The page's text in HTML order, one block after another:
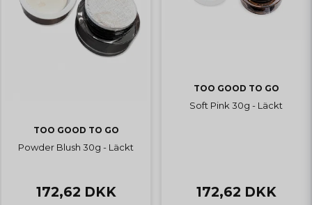
TOO GOOD TO GO
Powder Blush 30g - Läckt
172,62 DKK
TOO GOOD TO GO
Soft Pink 30g - Läckt
172,62 DKK